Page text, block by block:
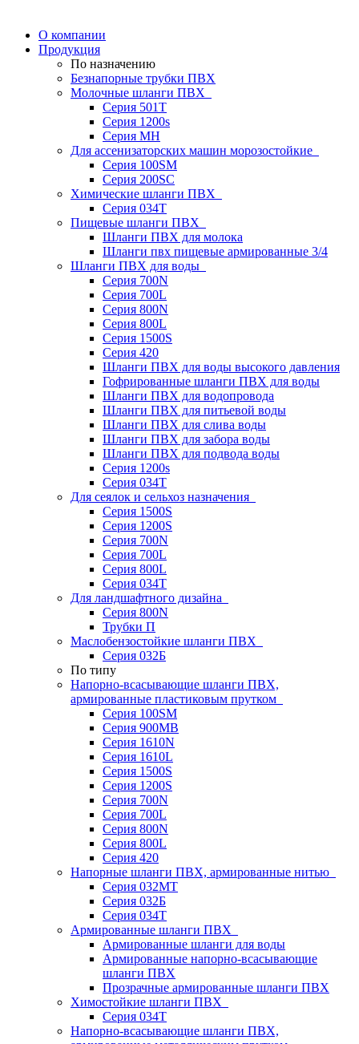
О компании
Продукция
По назначению
Безнапорные трубки ПВХ
Молочные шланги ПВХ
Серия 501T
Серия 1200s
Серия МН
Для ассенизаторских машин морозостойкие
Серия 100SM
Серия 200SС
Химические шланги ПВХ
Серия 034Т
Пищевые шланги ПВХ
Шланги ПВХ для молока
Шланги пвх пищевые армированные 3/4
Шланги ПВХ для воды
Серия 700N
Серия 700L
Серия 800N
Серия 800L
Серия 1500S
Серия 420
Шланги ПВХ для воды высокого давления
Гофрированные шланги ПВХ для воды
Шланги ПВХ для водопровода
Шланги ПВХ для питьевой воды
Шланги ПВХ для слива воды
Шланги ПВХ для забора воды
Шланги ПВХ для подвода воды
Серия 1200s
Серия 034Т
Для сеялок и сельхоз назначения
Серия 1500S
Серия 1200S
Серия 700N
Серия 700L
Серия 800L
Серия 034T
Для ландшафтного дизайна
Серия 800N
Трубки П
Маслобензостойкие шланги ПВХ
Серия 032Б
По типу
Напорно-всасывающие шланги ПВХ,
армированные пластиковым прутком
Серия 100SM
Серия 900MB
Серия 1610N
Серия 1610L
Серия 1500S
Серия 1200S
Серия 700N
Серия 700L
Серия 800N
Серия 800L
Серия 420
Напорные шланги ПВХ, армированные нитью
Серия 032МТ
Серия 032Б
Серия 034Т
Армированные шланги ПВХ
Армированные шланги для воды
Армированные напорно-всасывающие
шланги ПВХ
Прозрачные армированные шланги ПВХ
Химостойкие шланги ПВХ
Серия 034Т
Напорно-всасывающие шланги ПВХ,